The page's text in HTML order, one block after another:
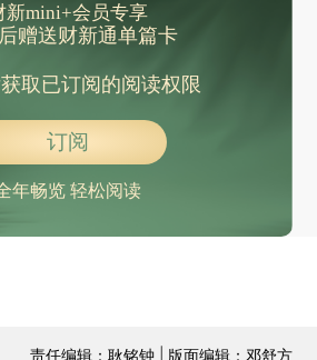
新mini+会员专享
赠送财新通单篇卡
取已订阅的阅读权限
订阅
年畅览 轻松阅读
责任编辑：耿铭钟 | 版面编辑：邓舒方